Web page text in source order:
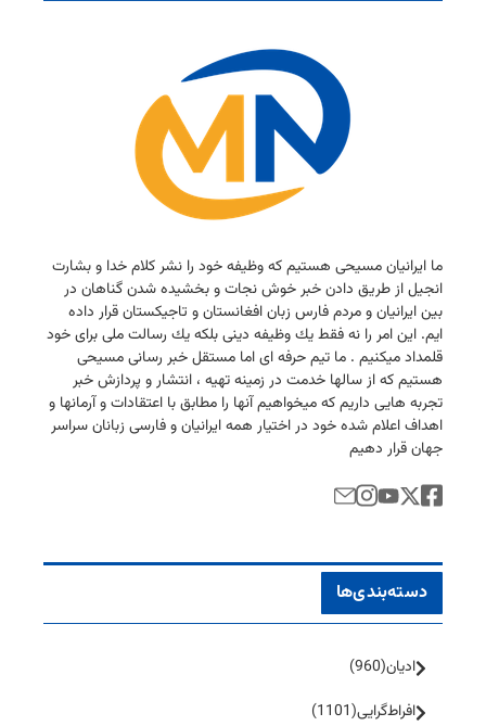
ما ایرانیان مسیحی هستیم كه وظیفه خود را نشر كلام خدا و بشارت
انجیل از طریق دادن خبر خوش نجات و بخشیده شدن گناهان در
بین ایرانیان و مردم فارس زبان افغانستان و تاجیكستان قرار داده
ایم. این امر را نه فقط یك وظیفه دینی بلكه یك رسالت ملی برای خود
قلمداد میكنیم . ما تیم حرفه ای اما مستقل خبر رسانی مسیحی
هستیم كه از سالها خدمت در زمینه تهیه ، انتشار و پردازش خبر
تجربه هایی داریم كه میخواهیم آنها را مطابق با اعتقادات و آرمانها و
اهداف اعلام شده خود در اختیار همه ایرانیان و فارسی زبانان سراسر
جهان قرار دهیم
دسته‌بندی‌ها
ادیان(960)
افراط‌گرایی(1101)